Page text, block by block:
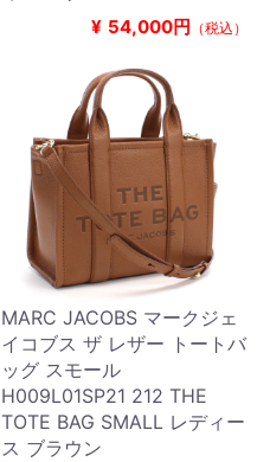
¥ 54,000円 （税込）
MARC JACOBS マークジェ
イコブス ザ レザー トートバ
ッグ スモール
H009L01SP21 212 THE
TOTE BAG SMALL レディー
ス ブラウン